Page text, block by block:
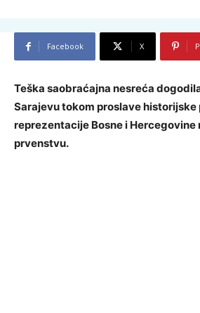
Facebook X
Teška saobraćajna nesreća
Sarajevu tokom proslave historijske
reprezentacije Bosne i Hercegovine
prvenstvu.